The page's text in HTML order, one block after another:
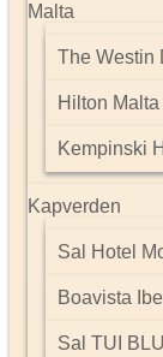
Malta
The Westin
Hilton Malta
Kempinski
Kapverden
Sal Hotel
Boavista
Sal TUI